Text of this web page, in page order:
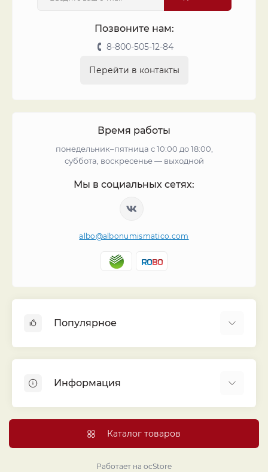
Позвоните нам:
8-800-505-12-84
Перейти в контакты
Время работы
понедельник–пятница с 10:00 до 18:00,
суббота, воскресенье — выходной
Мы в социальных сетях:
albo@albonumismatico.com
Популярное
Монеты
Банкноты
Листы для монет
Капсулы и холдеры
Информация
Договор публичной оферты
Политика конфиденциальности
Каталог товаров
Работает на ocStore